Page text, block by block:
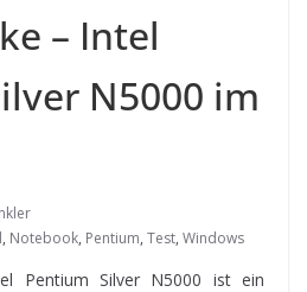
– Intel
N5000 im
, Notebook, Pentium, Test, Windows
Pentium Silver N5000 ist ein